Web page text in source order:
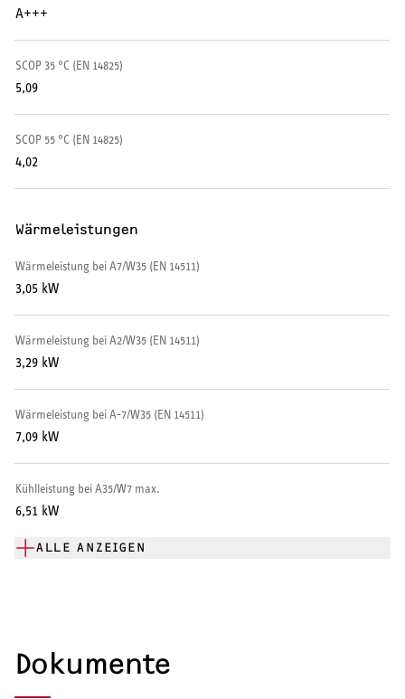
Elektroheizung
Nachtspeicherheizung
WARMWASSER
Warmwasser-Wärmepumpe
Wohnungsstationen
Händetrockner
LÜFTEN
SERVICE
A+++
SCOP 35 °C (EN 14825)
5,09
SCOP 55 °C (EN 14825)
4,02
Wärmeleistungen
Wärmeleistung bei A7/W35 (EN 14511)
3,05 kW
Wärmeleistung bei A2/W35 (EN 14511)
3,29 kW
Wärmeleistung bei A-7/W35 (EN 14511)
7,09 kW
Kühlleistung bei A35/W7 max.
6,51 kW
ALLE ANZEIGEN
Dokumente